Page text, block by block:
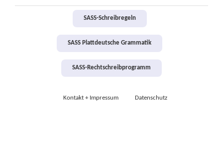
SASS-Schreibregeln
SASS Plattdeutsche Grammatik
SASS-Rechtschreibprogramm
Kontakt + Impressum Datenschutz